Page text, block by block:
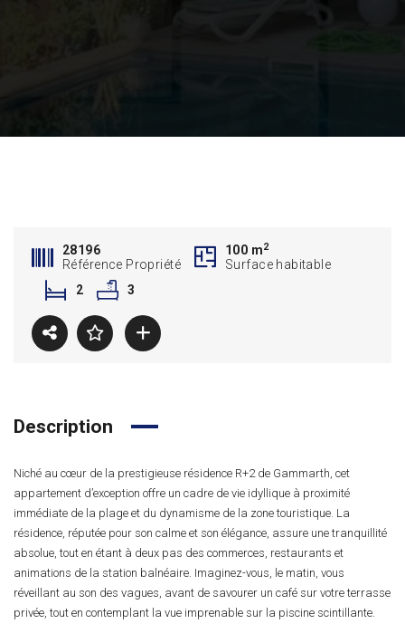
28196
Référence Propriété
100 m2
Surface habitable
2
3
Description
Niché au cœur de la prestigieuse résidence R+2 de Gammarth, cet
appartement d’exception offre un cadre de vie idyllique à proximité
immédiate de la plage et du dynamisme de la zone touristique. La
résidence, réputée pour son calme et son élégance, assure une tranquillité
absolue, tout en étant à deux pas des commerces, restaurants et
animations de la station balnéaire. Imaginez-vous, le matin, vous
réveillant au son des vagues, avant de savourer un café sur votre terrasse
privée, tout en contemplant la vue imprenable sur la piscine scintillante.